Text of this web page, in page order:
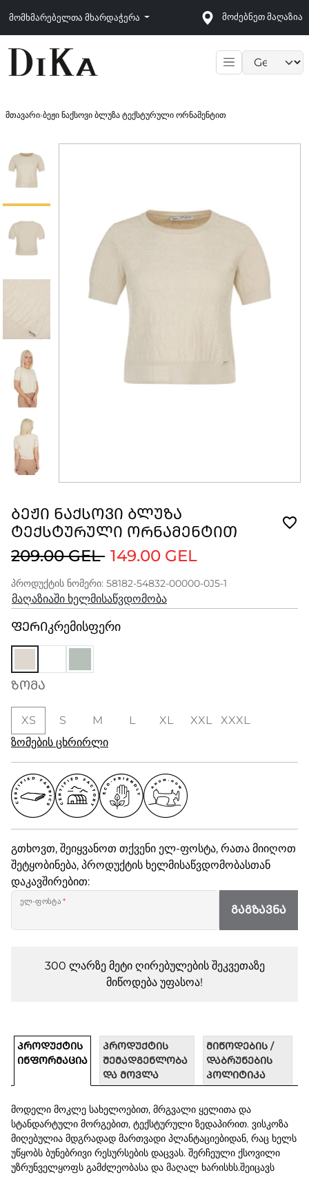
მომხმარებელთა მხარდაჭერა მოძებნეთ მაღაზია
მთავარი›ბეჟი ნაქსოვი ბლუზა ტექსტურული ორნამენტით
ᲑᲔᲟᲘ ᲜᲐᲥᲡᲝᲕᲘ ᲑᲚᲣᲖᲐ
ᲢᲔᲥᲡᲢᲣᲠᲣᲚᲘ ᲝᲠᲜᲐᲛᲔᲜᲢᲘᲗ
209.00 GEL 149.00 GEL
პროდუქტის ნომერი: 58182-54832-00000-0J5-1
მაღაზიაში ხელმისაწვდომობა
ᲤᲔᲠᲘკრემისფერი
ᲖᲝᲛᲐ
XS S M L XL XXL
XXXL
ზომების ცხრირლი
გთხოვთ, შეიყვანოთ თქვენი ელ-ფოსტა, რათა მიიღოთ
შეტყობინება, პროდუქტის ხელმისაწვდომობასთან
დაკავშირებით:
ელ-ფოსტა*
ᲒᲐᲒᲖᲐᲕᲜᲐ
300 ლარზე მეტი ღირებულების შეკვეთაზე
მიწოდება უფასოა!
ᲞᲠᲝᲓᲣᲥᲢᲘᲡ
ᲘᲜᲤᲝᲠᲛᲐᲪᲘᲐ
ᲞᲠᲝᲓᲣᲥᲢᲘᲡ
ᲨᲔᲛᲐᲓᲒᲔᲜᲚᲝᲑᲐ
ᲓᲐ ᲛᲝᲕᲚᲐ
ᲛᲘᲬᲝᲓᲔᲑᲘᲡ /
ᲓᲐᲑᲠᲣᲜᲔᲑᲘᲡ
ᲞᲝᲚᲘᲢᲘᲙᲐ
მოდელი მოკლე სახელოებით, მრგვალი ყელითა და
სტანდარტული მორგებით, ტექსტურული ზედაპირით. ვისკოზა
მიღებულია მდგრადად მართვადი პლანტაციებიდან, რაც ხელს
უწყობს ბუნებრივი რესურსების დაცვას. შერჩეული ქსოვილი
უზრუნველყოფს გამძლეობასა და მაღალ ხარისხს.შეიცავს